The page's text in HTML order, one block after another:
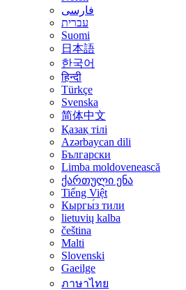
فارسی
עברית
Suomi
日本語
한국어
हिन्दी
Türkçe
Svenska
简体中文
Қазақ тілі
Azərbaycan dili
Български
Limba moldovenească
ქართული ენა
Tiếng Việt
Кыргы́з тили
lietuvių kalba
čeština
Malti
Slovenski
Gaeilge
ภาษาไทย